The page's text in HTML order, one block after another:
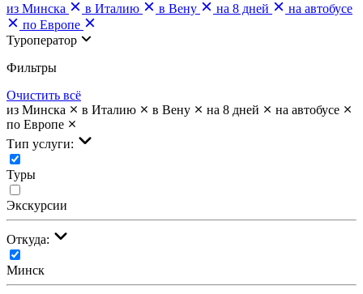
из Минска
в Италию в Вену на 8 дней
на автобусе
по Европе
Туроператор
Фильтры
Очистить всё
из Минска
в Италию в Вену на 8 дней
на автобусе
по Европе
Тип услуги:
Туры
Экскурсии
Откуда:
Минск